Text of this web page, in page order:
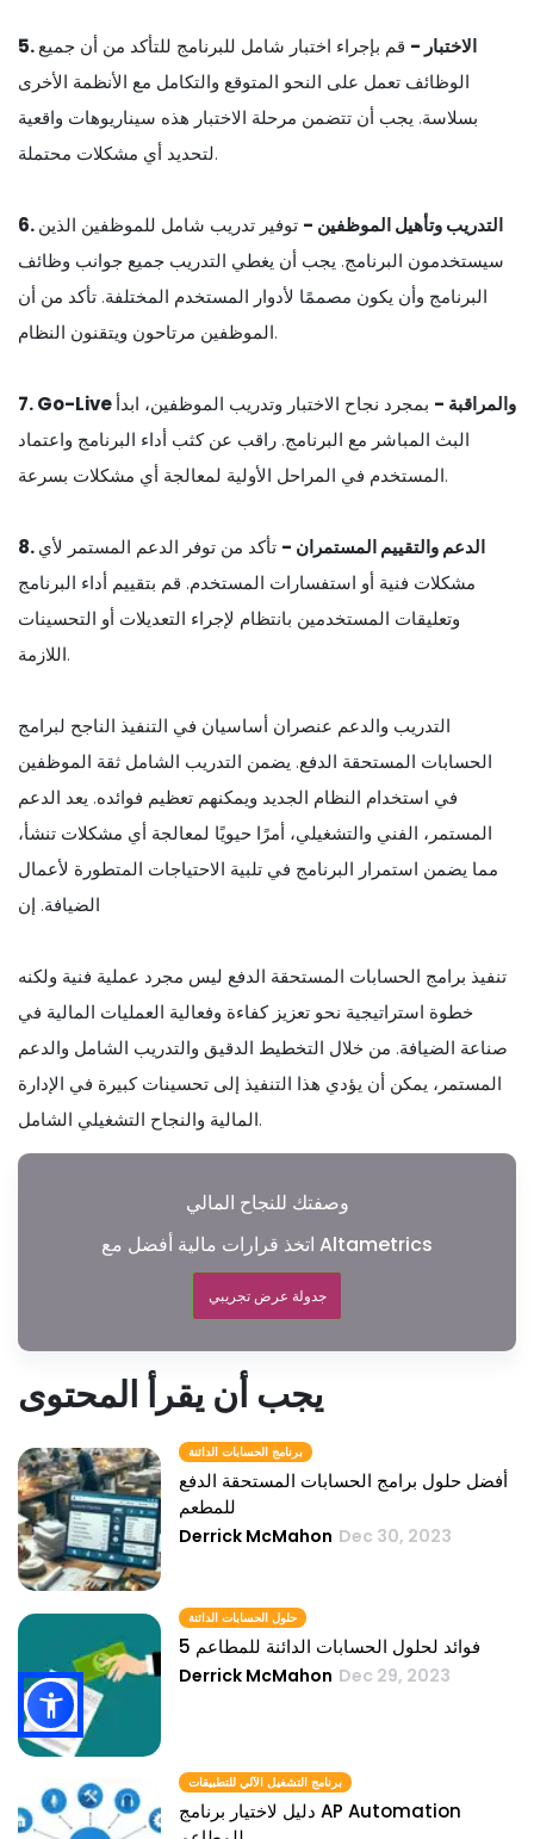
5. الاختبار - قم بإجراء اختبار شامل للبرنامج للتأكد من أن جميع
الوظائف تعمل على النحو المتوقع والتكامل مع الأنظمة الأخرى
بسلاسة. يجب أن تتضمن مرحلة الاختبار هذه سيناريوهات واقعية
لتحديد أي مشكلات محتملة.
6. التدريب وتأهيل الموظفين - توفير تدريب شامل للموظفين الذين
سيستخدمون البرنامج. يجب أن يغطي التدريب جميع جوانب وظائف
البرنامج وأن يكون مصممًا لأدوار المستخدم المختلفة. تأكد من أن
الموظفين مرتاحون ويتقنون النظام.
7. Go-Live والمراقبة - بمجرد نجاح الاختبار وتدريب الموظفين، ابدأ
البث المباشر مع البرنامج. راقب عن كثب أداء البرنامج واعتماد
المستخدم في المراحل الأولية لمعالجة أي مشكلات بسرعة.
8. الدعم والتقييم المستمران - تأكد من توفر الدعم المستمر لأي
مشكلات فنية أو استفسارات المستخدم. قم بتقييم أداء البرنامج
وتعليقات المستخدمين بانتظام لإجراء التعديلات أو التحسينات
اللازمة.
التدريب والدعم عنصران أساسيان في التنفيذ الناجح لبرامج
الحسابات المستحقة الدفع. يضمن التدريب الشامل ثقة الموظفين
في استخدام النظام الجديد ويمكنهم تعظيم فوائده. يعد الدعم
المستمر، الفني والتشغيلي، أمرًا حيويًا لمعالجة أي مشكلات تنشأ،
مما يضمن استمرار البرنامج في تلبية الاحتياجات المتطورة لأعمال
الضيافة. إن
تنفيذ برامج الحسابات المستحقة الدفع ليس مجرد عملية فنية ولكنه
خطوة استراتيجية نحو تعزيز كفاءة وفعالية العمليات المالية في
صناعة الضيافة. من خلال التخطيط الدقيق والتدريب الشامل والدعم
المستمر، يمكن أن يؤدي هذا التنفيذ إلى تحسينات كبيرة في الإدارة
المالية والنجاح التشغيلي الشامل.
وصفتك للنجاح المالي
اتخذ قرارات مالية أفضل مع Altametrics
جدولة عرض تجريبي
يجب أن يقرأ المحتوى
برنامج الحسابات الدائنة
أفضل حلول برامج الحسابات المستحقة الدفع
للمطعم
Derrick McMahon Dec 30, 2023
حلول الحسابات الدائنة
5 فوائد لحلول الحسابات الدائنة للمطاعم
Derrick McMahon Dec 29, 2023
برنامج التشغيل الآلي للتطبيقات
دليل لاختيار برنامج AP Automation